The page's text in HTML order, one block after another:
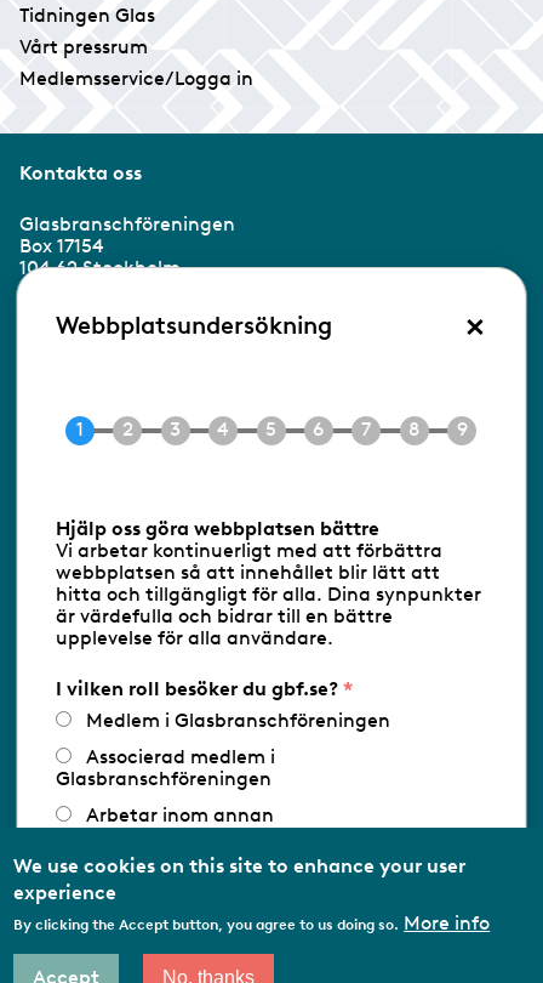
Tidningen Glas
Vårt pressrum
Medlemsservice/Logga in
Kontakta oss
Glasbranschföreningen
Box 17154
104 62 Stockholm
Besöksadress:
Ringvägen 100
E-post info@gbf.se
Följ oss via RSS
Databasens namn:www.gbf.se-
Glasbranschföreningen AB - Ansvarig
utgivare: Sofia Wahlgren
Webbplatsundersökning ×
Hjälp oss göra webbplatsen bättre
Vi arbetar kontinuerligt med att förbättra
webbplatsen så att innehållet blir lätt att
hitta och tillgängligt för alla. Dina synpunkter
är värdefulla och bidrar till en bättre
upplevelse för alla användare.
I vilken roll besöker du gbf.se?
Medlem i Glasbranschföreningen
Associerad medlem i
Glasbranschföreningen
Arbetar inom annan
Utbildningsaktör
We use cookies on this site to enhance your user
experience
By clicking the Accept button, you agree to us doing so. More info
Accept No, thanks